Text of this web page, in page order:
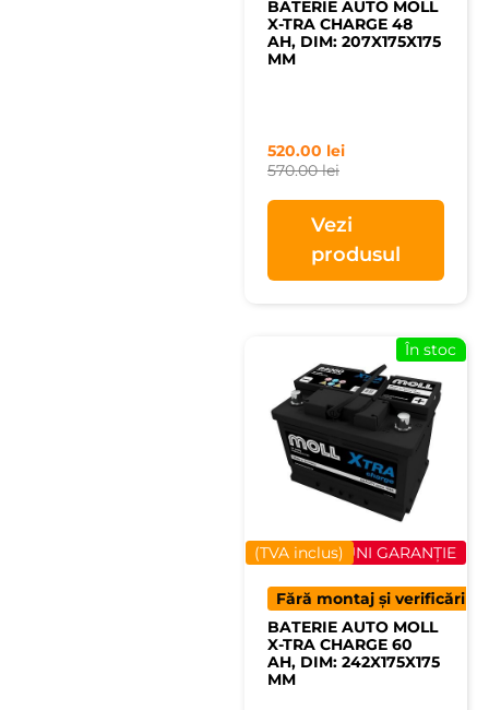
BATERIE AUTO MOLL
X-TRA CHARGE 48
AH, DIM: 207X175X175
MM
570.00lei
520.00 lei
Vezi
produsul
40 LUNI GARANȚIE
(TVA inclus)
În stoc
Fără montaj și verificări
BATERIE AUTO MOLL
X-TRA CHARGE 60
AH, DIM: 242X175X175
MM